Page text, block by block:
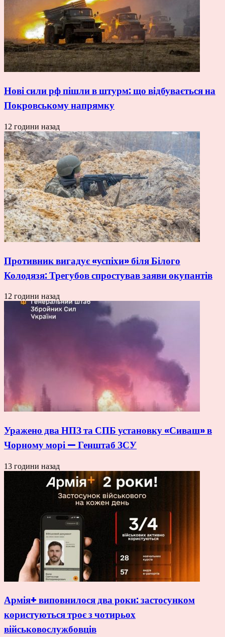
Нові сили рф пішли в штурм: що відбувається на
Покровському напрямку
12 години назад
Противник вигадує «успіхи» біля Білого
Колодязя: Трегубов спростував заяви окупантів
12 години назад
Уражено два НПЗ та СПБ установку «Сиваш» в
Чорному морі — Генштаб ЗСУ
13 години назад
Армія+ виповнилося два роки: застосунком
користуються троє з чотирьох
військовослужбовців